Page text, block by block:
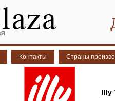
Контакты Страны
Illy